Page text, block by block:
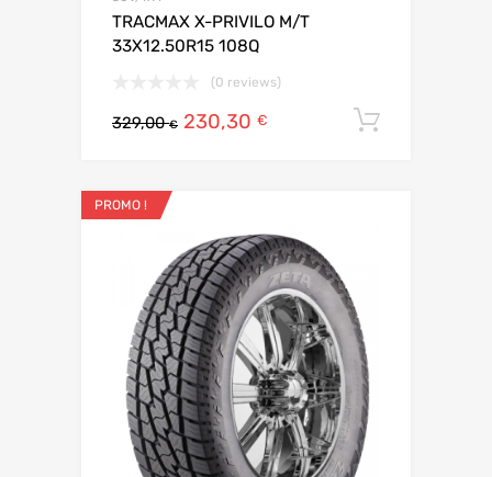
TRACMAX X-PRIVILO M/T
33X12.50R15 108Q
(0 reviews)
329,00€ 230,30 €
PROMO !